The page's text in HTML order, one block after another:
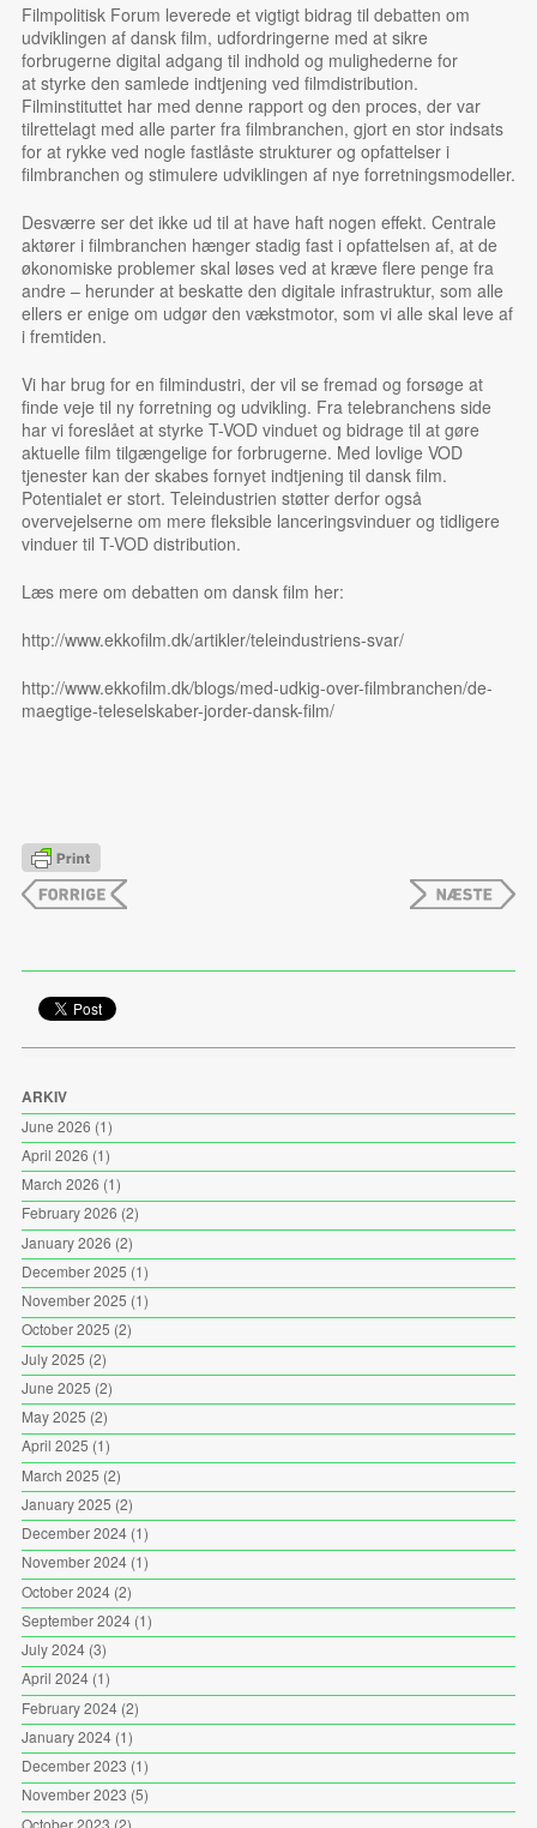
Filmpolitisk Forum leverede et vigtigt bidrag til debatten om
udviklingen af dansk film, udfordringerne med at sikre
forbrugerne digital adgang til indhold og mulighederne for
at styrke den samlede indtjening ved filmdistribution.
Filminstituttet har med denne rapport og den proces, der var
tilrettelagt med alle parter fra filmbranchen, gjort en stor indsats
for at rykke ved nogle fastlåste strukturer og opfattelser i
filmbranchen og stimulere udviklingen af nye forretningsmodeller.
Desværre ser det ikke ud til at have haft nogen effekt. Centrale
aktører i filmbranchen hænger stadig fast i opfattelsen af, at de
økonomiske problemer skal løses ved at kræve flere penge fra
andre – herunder at beskatte den digitale infrastruktur, som alle
ellers er enige om udgør den vækstmotor, som vi alle skal leve af
i fremtiden.
Vi har brug for en filmindustri, der vil se fremad og forsøge at
finde veje til ny forretning og udvikling. Fra telebranchens side
har vi foreslået at styrke T-VOD vinduet og bidrage til at gøre
aktuelle film tilgængelige for forbrugerne. Med lovlige VOD
tjenester kan der skabes fornyet indtjening til dansk film.
Potentialet er stort. Teleindustrien støtter derfor også
overvejelserne om mere fleksible lanceringsvinduer og tidligere
vinduer til T-VOD distribution.
Læs mere om debatten om dansk film her:
http://www.ekkofilm.dk/artikler/teleindustriens-svar/
http://www.ekkofilm.dk/blogs/med-udkig-over-filmbranchen/de-
maegtige-teleselskaber-jorder-dansk-film/
ARKIV
June 2026 (1)
April 2026 (1)
March 2026 (1)
February 2026 (2)
January 2026 (2)
December 2025 (1)
November 2025 (1)
October 2025 (2)
July 2025 (2)
June 2025 (2)
May 2025 (2)
April 2025 (1)
March 2025 (2)
January 2025 (2)
December 2024(1)
November 2024(1)
October 2024(2)
September 2024(1)
July 2024(3)
April 2024(1)
February 2024(2)
January 2024(1)
December 2023 (1)
November 2023 (5)
October 2023 (2)